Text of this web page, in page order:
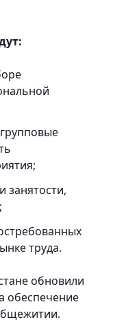
занятости,
труда.
обновили
обеспечение